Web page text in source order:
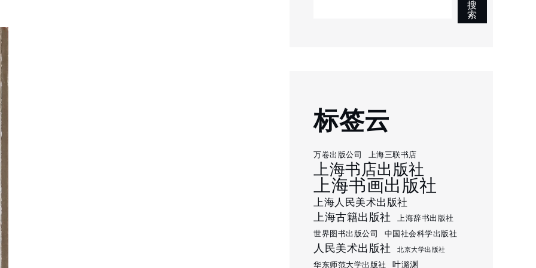
搜
索
标签云
万卷出版公司 上海三联书店
上海书店出版社
上海书画出版社
上海人民美术出版社
上海古籍出版社
上海辞书出版社
世界图书出版公司
中国社会科学出版社
人民美术出版社 北京大学出版社
华东师范大学出版社 叶潞渊